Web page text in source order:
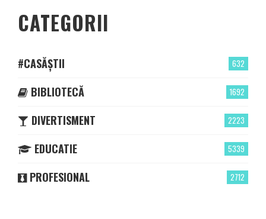
CATEGORII
632
#CASĂȘTII
1692
BIBLIOTECĂ
2223
DIVERTISMENT
5339
EDUCATIE
2712
PROFESIONAL